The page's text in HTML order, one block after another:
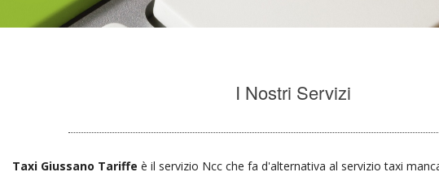
I Nostri Servizi
Taxi Giussano Tariffeè il servizio Ncc che fa d'alternativa al servizio taxi